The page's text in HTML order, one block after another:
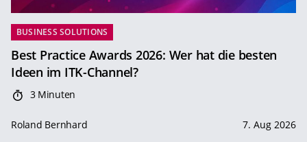
BUSINESS SOLUTIONS
Best Practice Awards 2026: Wer hat die besten
Ideen im ITK-Channel?
3 Minuten
Roland Bernhard 7. Aug 2026